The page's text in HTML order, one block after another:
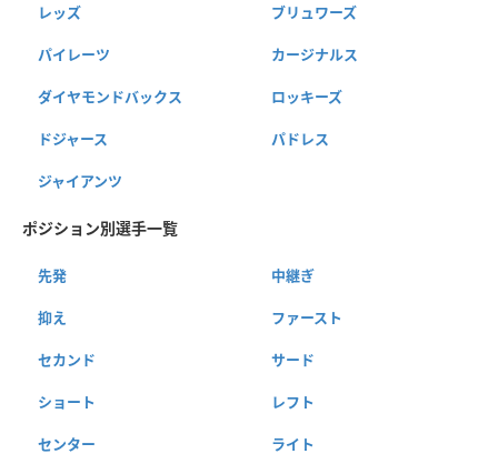
レッズ ブリュワーズ
パイレーツ カージナルス
ダイヤモンドバックス ロッキーズ
ドジャース パドレス
ジャイアンツ
ポジション別選手一覧
先発 中継ぎ
抑え ファースト
セカンド サード
ショート レフト
センター ライト